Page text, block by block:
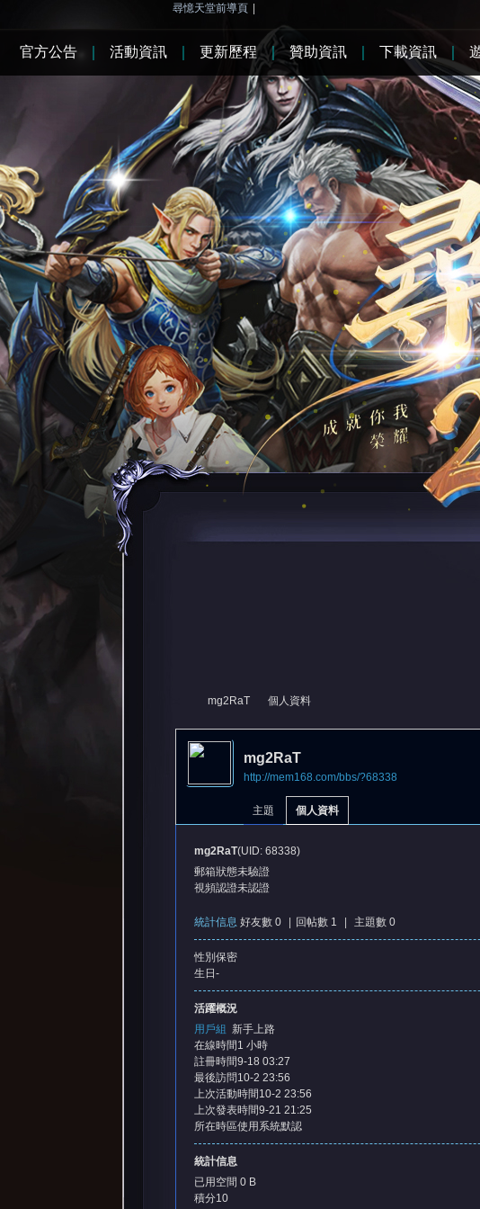
尋憶天堂前導頁
mg2RaT
›
個人資料
mg2RaT
http://mem168.com/bbs/?68338
主題 個人資料
mg2RaT(UID: 68338)
郵箱狀態未驗證
視頻認證未認證
統計信息 好友數 0 回帖數 1 主題數 0
性別 保密
生日 -
活躍概況
用戶組
新手上路
在線時間 1 小時
註冊時間9-18 03:27
最後訪問10-2 23:56
上次活動時間 10-2 23:56
上次發表時間9-21 21:25
所在時區使用系統默認
統計信息
已用空間 0 B
積分10